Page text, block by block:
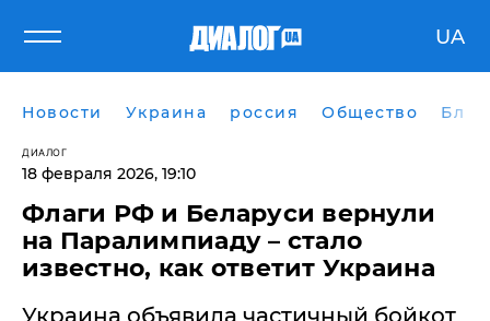
UA
Новости Украина россия Общество
ДИАЛОГ
18 февраля 2026, 19:10
Флаги РФ и Беларуси вернули
на Паралимпиаду – стало
известно, как ответит Украина
Украина объявила частичный бойкот